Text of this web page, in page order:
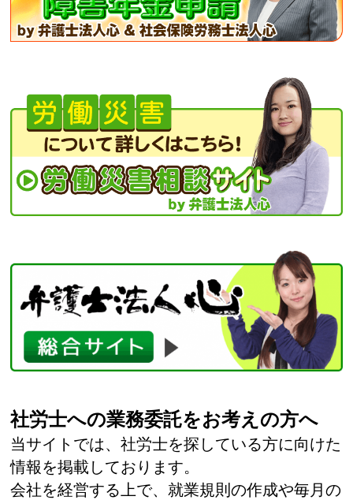
社労士への業務委託をお考えの方へ
当サイトでは、社労士を探している方に向けた
情報を掲載しております。
会社を経営する上で、就業規則の作成や毎月の